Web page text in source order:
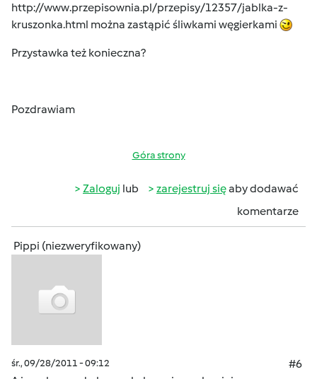
http://www.przepisownia.pl/przepisy/12357/jablka-z-
kruszonka.html można zastąpić śliwkami węgierkami
Przystawka też konieczna?
Pozdrawiam
Góra strony
Zaloguj lub zarejestruj sięaby dodawać
komentarze
Pippi (niezweryfikowany)
śr., 09/28/2011 - 09:12
#6